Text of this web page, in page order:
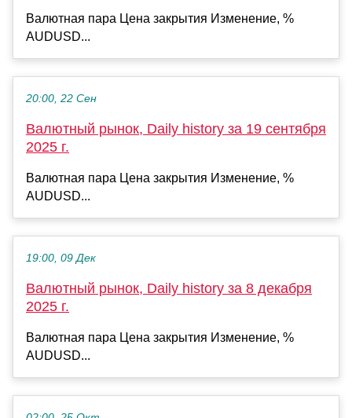
Валютная пара Цена закрытия Изменение, %
AUDUSD...
20:00, 22 Сен
Валютный рынок, Daily history за 19 сентября
2025 г.
Валютная пара Цена закрытия Изменение, %
AUDUSD...
19:00, 09 Дек
Валютный рынок, Daily history за 8 декабря
2025 г.
Валютная пара Цена закрытия Изменение, %
AUDUSD...